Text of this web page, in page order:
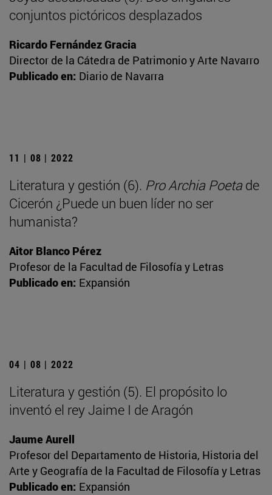
conjuntos pictóricos desplazados
Ricardo Fernández Gracia
Director de la Cátedra de Patrimonio y Arte Navarro
Publicado en: Diario de Navarra
11 | 08 | 2022
Literatura y gestión (6). Pro Archia Poetade
Cicerón ¿Puede un buen líder no ser
humanista?
Aitor Blanco Pérez
Profesor de la Facultad de Filosofía y Letras
Publicado en: Expansión
04 | 08 | 2022
Literatura y gestión (5). El propósito lo
inventó el rey Jaime I de Aragón
Jaume Aurell
Profesor del Departamento de Historia, Historia del
Arte y Geografía de la Facultad de Filosofía y Letras
Publicado en: Expansión